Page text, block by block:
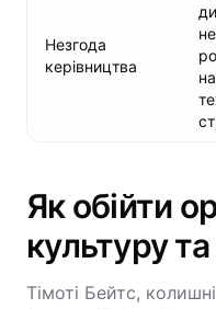
Незгода
керівництва
Як обійти
культуру
Тімоті Бейтс,